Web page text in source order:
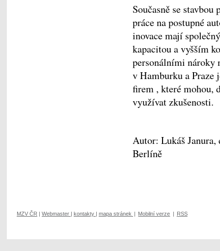
Současně se
práce na postupné
inovace mají
kapacitou a vyšším
personálními nároky
v Hamburku a Praze
firem , které mohou,
využívat zkušenosti.
Autor: Lukáš
Berlíně
MZV ČR | Webmaster | kontakty | mapa stránek | Mobilní verze | RSS